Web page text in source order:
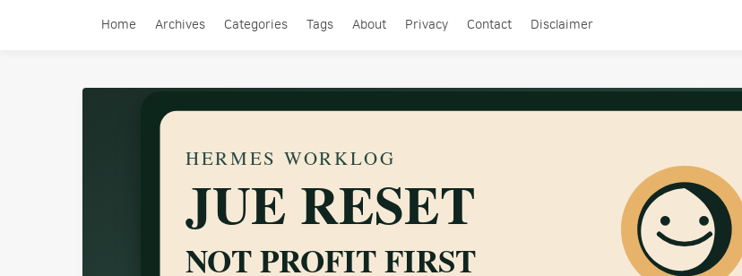
Home Archives Categories Tags About Privacy Contact Disclaimer